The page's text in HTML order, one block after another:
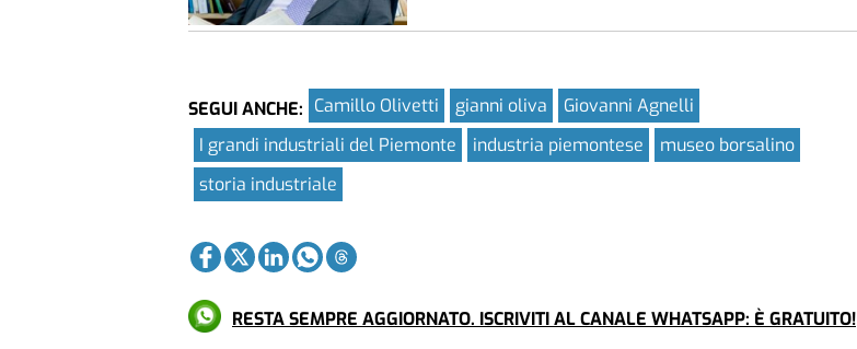
SEGUI ANCHE: Camillo Olivetti gianni oliva
Giovanni Agnelli
I grandi industriali del Piemonte
industria piemontese
museo borsalino
storia industriale
RESTA SEMPRE AGGIORNATO. ISCRIVITI AL CANALE WHATSAPP: È GRATUITO!